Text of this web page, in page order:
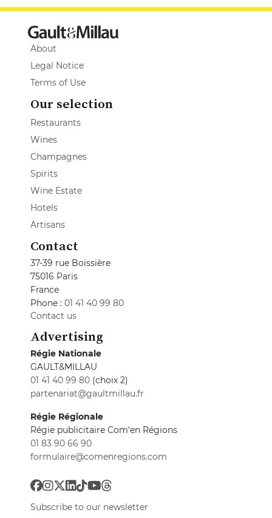
About
Legal Notice
Terms of Use
Our selection
Restaurants
Wines
Champagnes
Spirits
Wine Estate
Hotels
Artisans
Contact
37-39 rue Boissière
75016 Paris
France
Phone : 01 41 40 99 80
Contact us
Advertising
Régie Nationale
GAULT&MILLAU
01 41 40 99 80 (choix 2)
partenariat@gaultmillau.fr
Régie Régionale
Régie publicitaire Com'en Régions
01 83 90 66 90
formulaire@comenregions.com
Subscribe to our newsletter